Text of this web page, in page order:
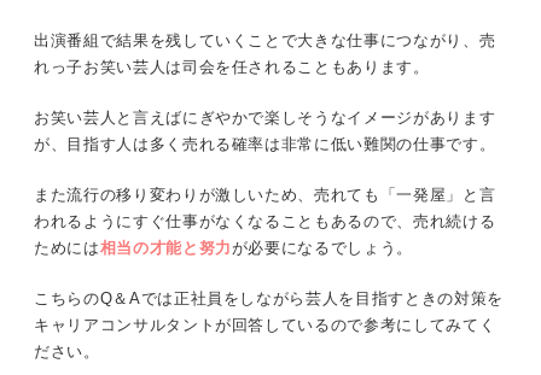
出演番組で結果を残していくことで大きな仕事につながり、売
れっ子お笑い芸人は司会を任されることもあります。
お笑い芸人と言えばにぎやかで楽しそうなイメージがあります
が、目指す人は多く売れる確率は非常に低い難関の仕事です。
また流行の移り変わりが激しいため、売れても「一発屋」と言
われるようにすぐ仕事がなくなることもあるので、売れ続ける
ためには相当の才能と努力が必要になるでしょう。
こちらのQ＆Aでは正社員をしながら芸人を目指すときの対策を
キャリアコンサルタントが回答しているので参考にしてみてく
ださい。